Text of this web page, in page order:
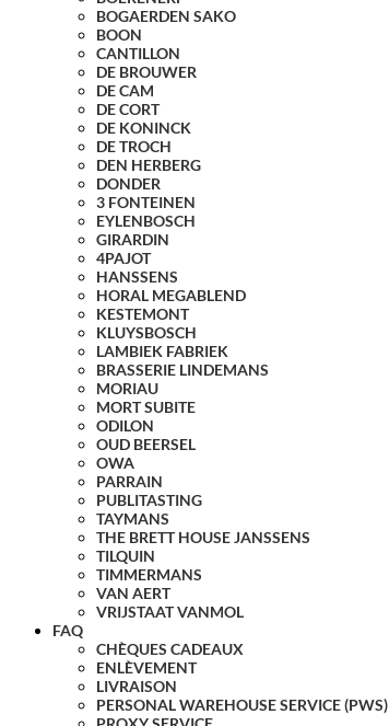
BOGAERDEN SAKO
BOON
CANTILLON
DE BROUWER
DE CAM
DE CORT
DE KONINCK
DE TROCH
DEN HERBERG
DONDER
3 FONTEINEN
EYLENBOSCH
GIRARDIN
4PAJOT
HANSSENS
HORAL MEGABLEND
KESTEMONT
KLUYSBOSCH
LAMBIEK FABRIEK
BRASSERIE LINDEMANS
MORIAU
MORT SUBITE
ODILON
OUD BEERSEL
OWA
PARRAIN
PUBLITASTING
TAYMANS
THE BRETT HOUSE JANSSENS
TILQUIN
TIMMERMANS
VAN AERT
VRIJSTAAT VANMOL
FAQ
CHÈQUES CADEAUX
ENLÈVEMENT
LIVRAISON
PERSONAL WAREHOUSE SERVICE (PWS)